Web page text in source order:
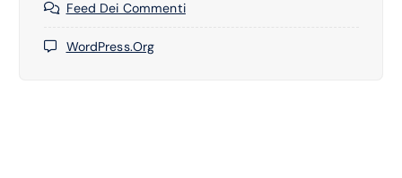
Feed Dei Commenti
WordPress.org